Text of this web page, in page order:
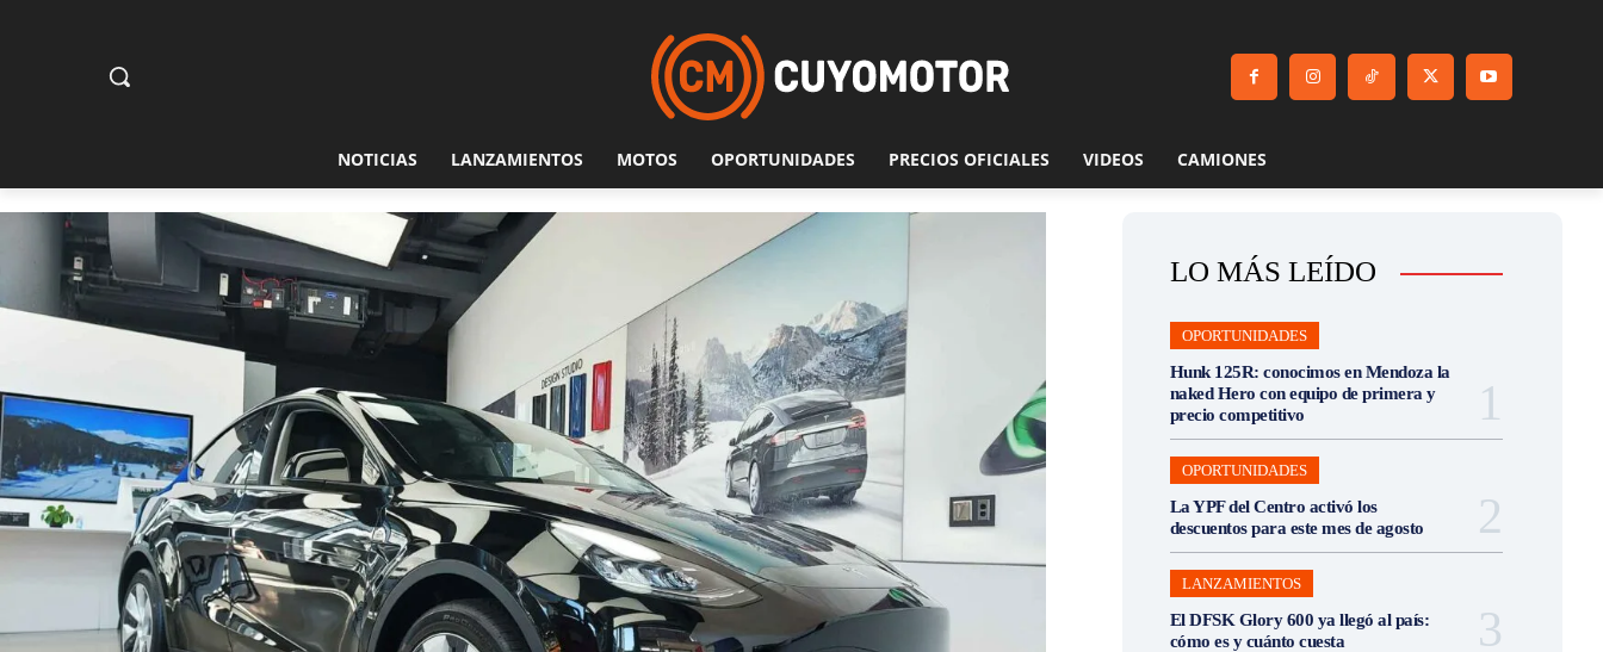
NOTICIAS LANZAMIENTOS MOTOS OPORTUNIDADES PRECIOS OFICIALES VIDEOS CAMIONES
LO MÁS LEÍDO
OPORTUNIDADES
Hunk 125R: conocimos en Mendoza la
naked Hero con equipo de primera y
precio competitivo
OPORTUNIDADES
La YPF del Centro activó los
descuentos para este mes de agosto
LANZAMIENTOS
El DFSK Glory 600 ya llegó al país:
cómo es y cuánto cuesta